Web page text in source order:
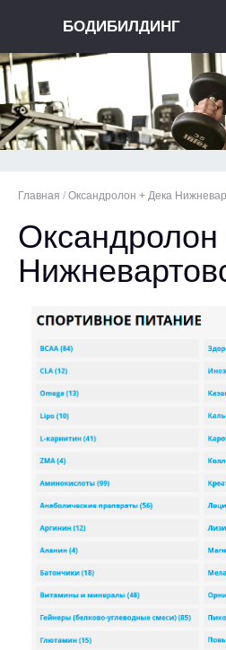
БОДИБИЛДИНГ
Главная / Оксандролон + Дека